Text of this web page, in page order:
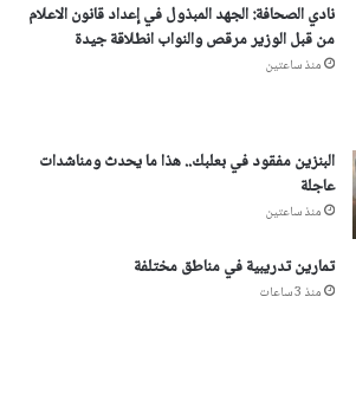
نادي الصحافة: الجهد المبذول في إعداد قانون الاعلام
من قبل الوزير مرقص والنواب انطلاقة جيدة
منذ ساعتين
البنزين مفقود في بعلبك.. هذا ما يحدث ومناشدات
عاجلة
منذ ساعتين
تمارين تدريبية في مناطق مختلفة
منذ 3 ساعات